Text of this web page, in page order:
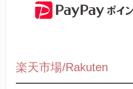
楽天市場/Rakuten